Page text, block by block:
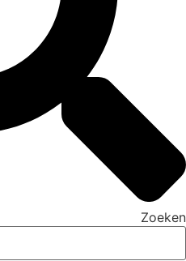
Zoeken